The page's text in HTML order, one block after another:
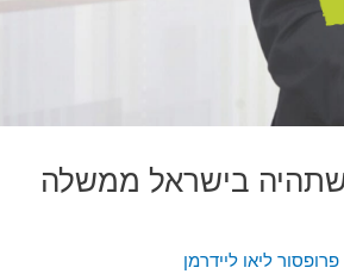
שתהיה בישראל ממשלה
ליאו ליידרמן